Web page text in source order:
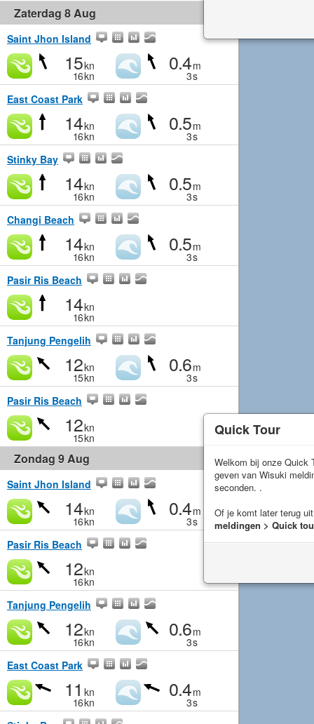
Zaterdag 8 Aug
Saint Jhon Island
15kn
16kn
0.4m
3s
East Coast Park
14kn
16kn
0.5m
3s
Stinky Bay
14kn
16kn
0.5m
3s
Changi Beach
14kn
16kn
0.5m
3s
Pasir Ris Beach
14kn
16kn
Tanjung Pengelih
12kn
15kn
0.6m
3s
Pasir Ris Beach
12kn
15kn
Zondag 9 Aug
Saint Jhon Island
14kn
16kn
0.4m
3s
Pasir Ris Beach
12kn
16kn
Tanjung Pengelih
12kn
16kn
0.6m
3s
East Coast Park
11 kn
16kn
0.4m
3s
Quick Tour
Welkom bij onze Quick
geven van Wisuki
seconden. .
Of je komt later terug
meldingen > Quick